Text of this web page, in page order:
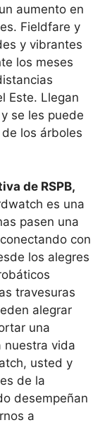
aumento en
Fieldfare y
y vibrantes
los meses
Este. Llegan
se les puede
los árboles
de RSPB,
es una
pasen una
con
los alegres
travesuras
alegrar
una
nuestra vida
usted y
de la
desempeñan
a